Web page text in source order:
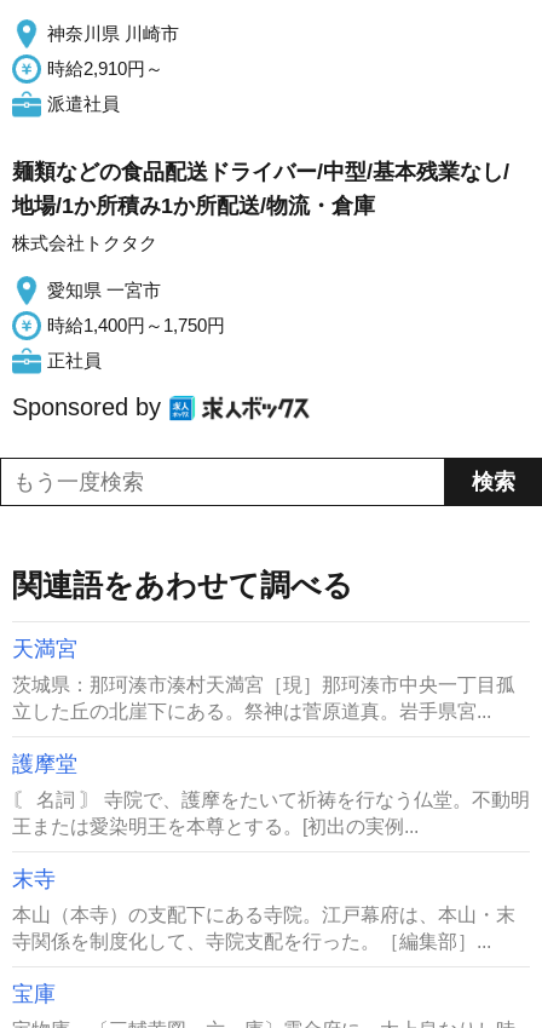
神奈川県 川崎市
時給2,910円～
派遣社員
麺類などの食品配送ドライバー/中型/基本残業なし/
地場/1か所積み1か所配送/物流・倉庫
株式会社トクタク
愛知県 一宮市
時給1,400円～1,750円
正社員
Sponsored by
関連語をあわせて調べる
天満宮
茨城県：那珂湊市湊村天満宮［現］那珂湊市中央一丁目孤
立した丘の北崖下にある。祭神は菅原道真。岩手県宮...
護摩堂
〘 名詞 〙 寺院で、護摩をたいて祈祷を行なう仏堂。不動明
王または愛染明王を本尊とする。[初出の実例...
末寺
本山（本寺）の支配下にある寺院。江戸幕府は、本山・末
寺関係を制度化して、寺院支配を行った。［編集部］...
宝庫